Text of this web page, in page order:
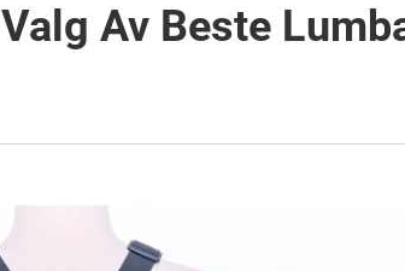
Valg Av Beste